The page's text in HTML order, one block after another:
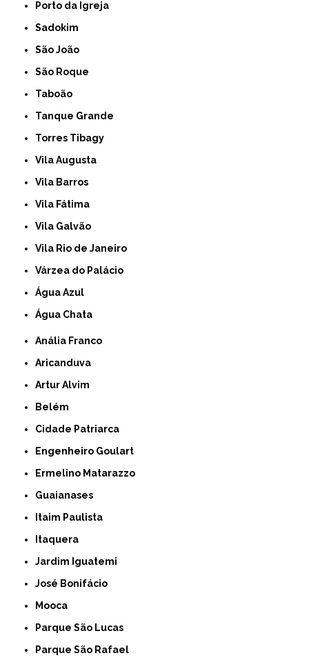
Porto da Igreja
Sadokim
São João
São Roque
Taboão
Tanque Grande
Torres Tibagy
Vila Augusta
Vila Barros
Vila Fátima
Vila Galvão
Vila Rio de Janeiro
Várzea do Palácio
Água Azul
Água Chata
Anália Franco
Aricanduva
Artur Alvim
Belém
Cidade Patriarca
Engenheiro Goulart
Ermelino Matarazzo
Guaianases
Itaim Paulista
Itaquera
Jardim Iguatemi
José Bonifácio
Mooca
Parque São Lucas
Parque São Rafael